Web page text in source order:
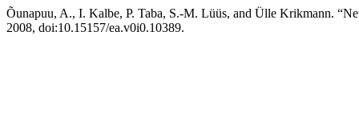
Õunapuu, A., I. Kalbe, P. Taba, S.-M. Lüüs, and Ülle Krikmann.
2008, doi:10.15157/ea.v0i0.10389.